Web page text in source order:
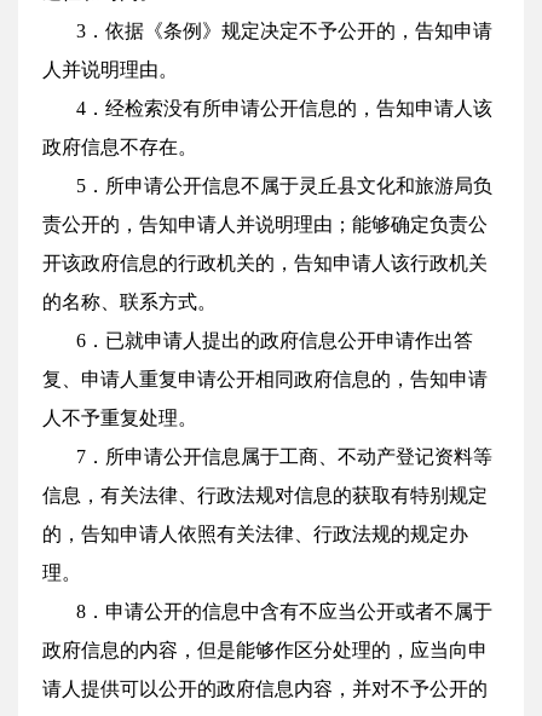
3．依据《条例》规定决定不予公开的，告知申请
人并说明理由。
4．经检索没有所申请公开信息的，告知申请人该
政府信息不存在。
5．所申请公开信息不属于灵丘县文化和旅游局负
责公开的，告知申请人并说明理由；能够确定负责公
开该政府信息的行政机关的，告知申请人该行政机关
的名称、联系方式。
6．已就申请人提出的政府信息公开申请作出答
复、申请人重复申请公开相同政府信息的，告知申请
人不予重复处理。
7．所申请公开信息属于工商、不动产登记资料等
信息，有关法律、行政法规对信息的获取有特别规定
的，告知申请人依照有关法律、行政法规的规定办
理。
8．申请公开的信息中含有不应当公开或者不属于
政府信息的内容，但是能够作区分处理的，应当向申
请人提供可以公开的政府信息内容，并对不予公开的